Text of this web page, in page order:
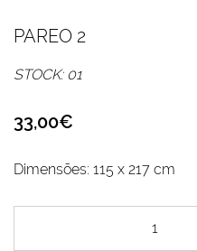
PAREO 2
STOCK: 01
33,00€
Dimensões: 115 x 217 cm